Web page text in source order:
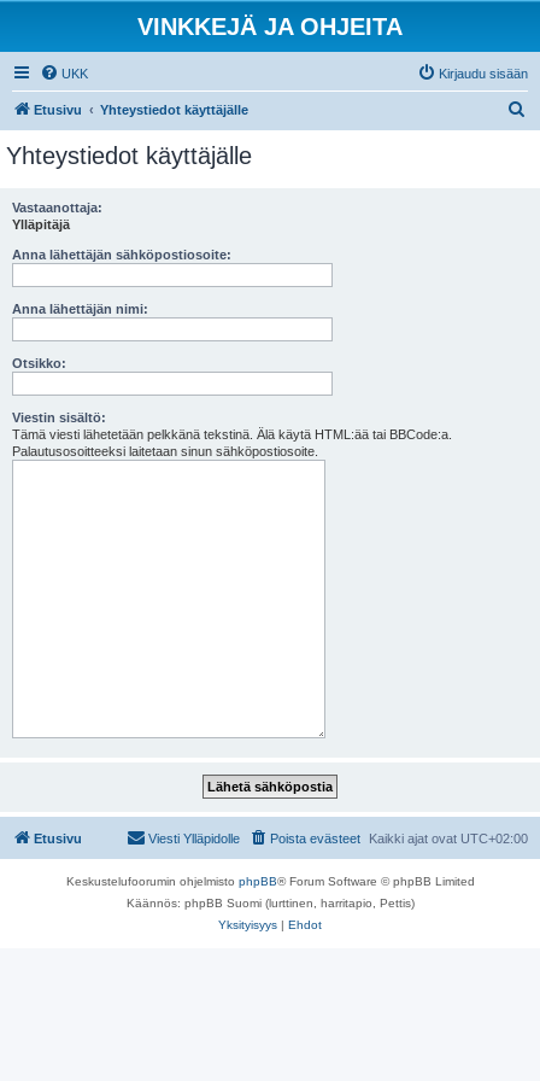
VINKKEJÄ JA OHJEITA
UKK Kirjaudu sisään
Etusivu Yhteystiedot käyttäjälle
Yhteystiedot käyttäjälle
Vastaanottaja:
Ylläpitäjä
Anna lähettäjän sähköpostiosoite:
Anna lähettäjän nimi:
Otsikko:
Viestin sisältö:
Tämä viesti lähetetään pelkkänä tekstinä. Älä käytä HTML:ää tai BBCode:a.
Palautusosoitteeksi laitetaan sinun sähköpostiosoite.
Etusivu Kaikki ajat ovat UTC+02:00
Poista evästeet
Viesti Ylläpidolle
Keskustelufoorumin ohjelmisto phpBB® Forum Software © phpBB Limited
Käännös: phpBB Suomi (lurttinen, harritapio, Pettis)
Yksityisyys | Ehdot